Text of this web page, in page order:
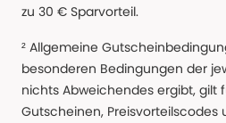
zu 30 € Sparvorteil.
² Allgemeine
besonderen Bedingungen der
nichts Abweichendes ergibt, gilt
Gutscheinen, Preisvorteilscodes